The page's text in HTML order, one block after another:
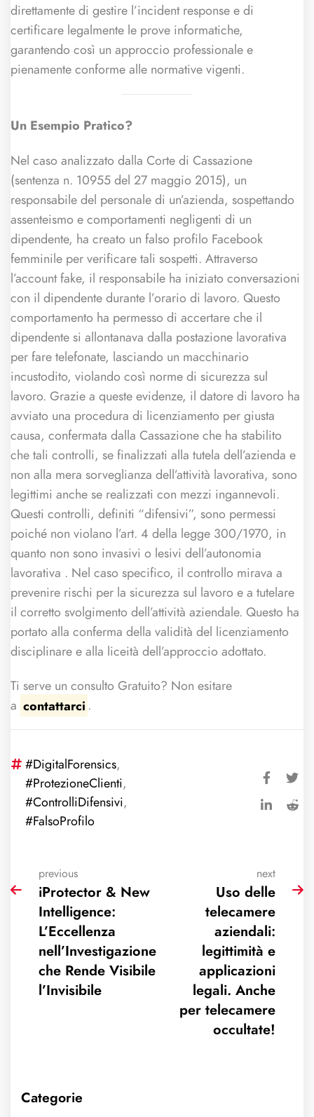
direttamente di gestire l’incident response e di
certificare legalmente le prove informatiche,
garantendo così un approccio professionale e
pienamente conforme alle normative vigenti.
Un Esempio Pratico?
Nel caso analizzato dalla Corte di Cassazione
(sentenza n. 10955 del 27 maggio 2015), un
responsabile del personale di un’azienda, sospettando
assenteismo e comportamenti negligenti di un
dipendente, ha creato un falso profilo Facebook
femminile per verificare tali sospetti. Attraverso
l’account fake, il responsabile ha iniziato conversazioni
con il dipendente durante l’orario di lavoro. Questo
comportamento ha permesso di accertare che il
dipendente si allontanava dalla postazione lavorativa
per fare telefonate, lasciando un macchinario
incustodito, violando così norme di sicurezza sul
lavoro. Grazie a queste evidenze, il datore di lavoro ha
avviato una procedura di licenziamento per giusta
causa, confermata dalla Cassazione che ha stabilito
che tali controlli, se finalizzati alla tutela dell’azienda e
non alla mera sorveglianza dell’attività lavorativa, sono
legittimi anche se realizzati con mezzi ingannevoli.
Questi controlli, definiti “difensivi”, sono permessi
poiché non violano l’art. 4 della legge 300/1970, in
quanto non sono invasivi o lesivi dell’autonomia
lavorativa . Nel caso specifico, il controllo mirava a
prevenire rischi per la sicurezza sul lavoro e a tutelare
il corretto svolgimento dell’attività aziendale. Questo ha
portato alla conferma della validità del licenziamento
disciplinare e alla liceità dell’approccio adottato.
Ti serve un consulto Gratuito? Non esitare
a contattarci .
#DigitalForensics,
#ProtezioneClienti,
#ControlliDifensivi,
#FalsoProfilo
previous
iProtector & New
Intelligence:
L’Eccellenza
nell’Investigazione
che Rende Visibile
l’Invisibile
next
Uso delle
telecamere
aziendali:
legittimità e
applicazioni
legali. Anche
per telecamere
occultate!
Categorie